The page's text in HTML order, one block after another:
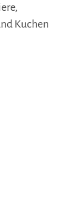
Kuchen